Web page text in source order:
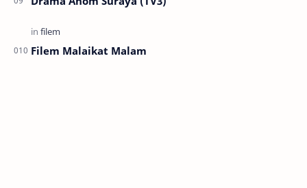
Filem Malaikat Malam